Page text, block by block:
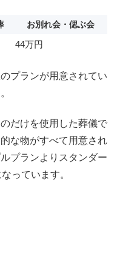
お別れ会・偲ぶ会
44万円
プランが用意されてい
だけを使用した葬儀で
な物がすべて用意され
プランよりスタンダー
っています。